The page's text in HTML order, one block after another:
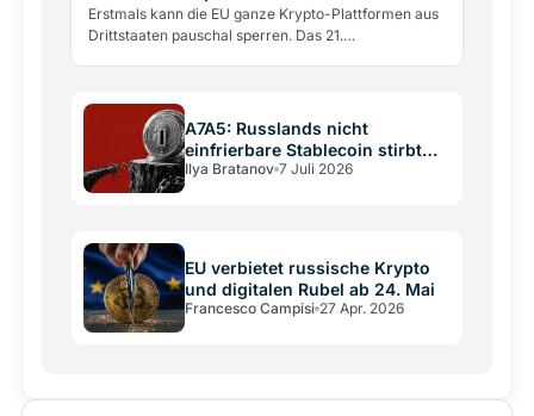
Sanktionsmittel
Erstmals kann die EU ganze Krypto-Plattformen aus
Drittstaaten pauschal sperren. Das 21.
A7A5: Russlands nicht
einfrierbare Stablecoin stirbt
trotzdem
Ilya Bratanov 7 Juli 2026
EU verbietet russische Krypto
und digitalen Rubel ab 24. Mai
Francesco Campisi 27 Apr. 2026